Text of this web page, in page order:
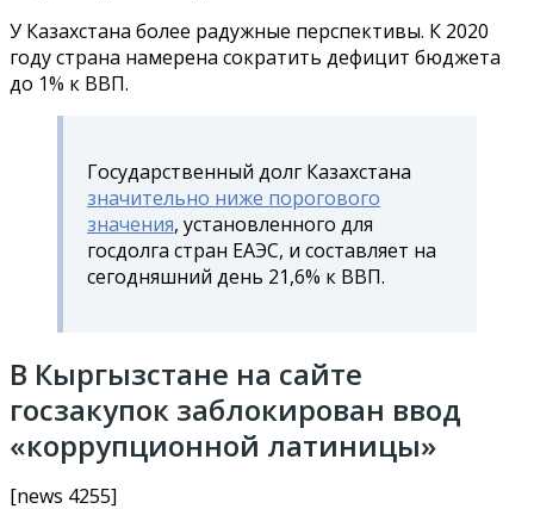
У Казахстана более радужные перспективы. К 2020
году страна намерена сократить дефицит бюджета
до 1% к ВВП.
Государственный долг Казахстана
значительно ниже порогового
значения, установленного для
госдолга стран ЕАЭС, и составляет на
сегодняшний день 21,6% к ВВП.
В Кыргызстане на сайте
госзакупок заблокирован ввод
«коррупционной латиницы»
[news 4255]